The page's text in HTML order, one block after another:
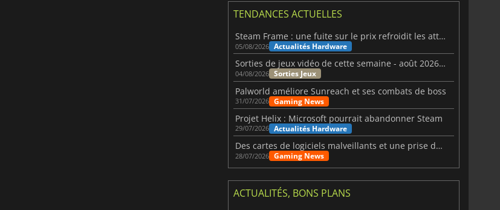
TENDANCES ACTUELLES
Steam Frame : une fuite sur le prix refroidit les attentes VR
05/08/2026 Actualités Hardware
Sorties de jeux vidéo de cette semaine - août 2026 (semaine 32)
04/08/2026 Sorties Jeux
Palworld améliore Sunreach et ses combats de boss
31/07/2026 Gaming News
Projet Helix : Microsoft pourrait abandonner Steam
29/07/2026 Actualités Hardware
Des cartes de logiciels malveillants et une prise de contrôle de Discord ont touché Meccha Chameleon
28/07/2026 Gaming News
ACTUALITÉS, BONS PLANS